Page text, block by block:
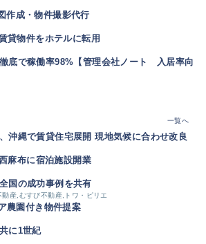
作成・物件撮影代行
貸物件をホテルに転用
底で稼働率98%【管理会社ノート 入居率向
一覧へ
沖縄で賃貸住宅展開 現地気候に合わせ改良
麻布に宿泊施設開業
国の成功事例を共有
産,むすび不動産,トワ・ピリエ
農園付き物件提案
に1世紀